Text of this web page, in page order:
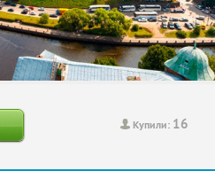
Купили: 16